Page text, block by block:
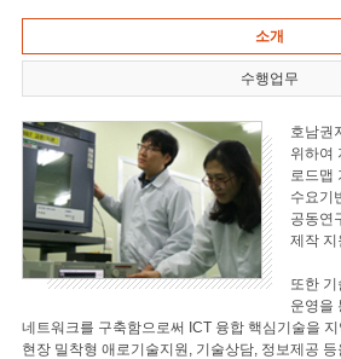
소개
수행업무
호남권
위하여
로드맵
수요기
공동연
제작 지
또한 기
운영을
네트워크를 구축함으로써 ICT 융합 핵심기술을
현장 밀착형 애로기술지원, 기술상담, 정보제공 등